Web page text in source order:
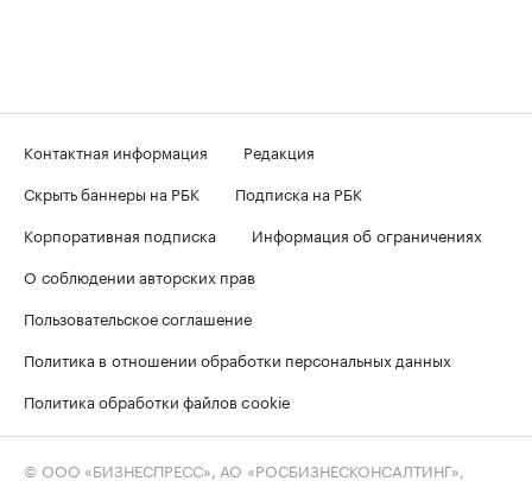
Контактная информация
Редакция
Скрыть баннеры на РБК
Подписка на РБК
Корпоративная подписка
Информация об ограничениях
О соблюдении авторских прав
Пользовательское соглашение
Политика в отношении обработки персональных данных
Политика обработки файлов cookie
© ООО «БИЗНЕСПРЕСС», АО «РОСБИЗНЕСКОНСАЛТИНГ»,